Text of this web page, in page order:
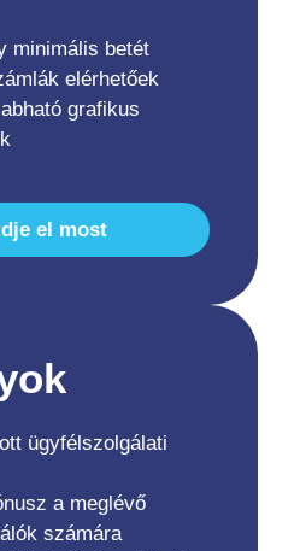
minimális betét
elérhetőek
grafikus
el most
ügyfélszolgálati
a meglévő
számára